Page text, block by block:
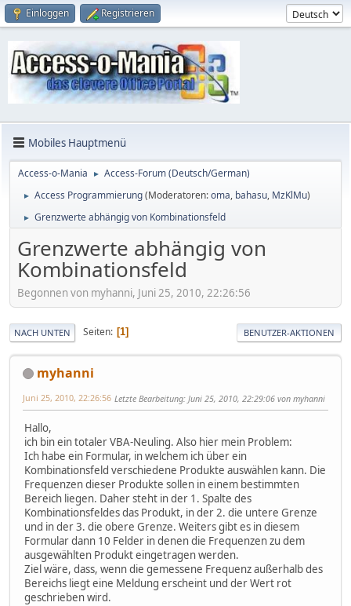
Einloggen Registrieren
Mobiles Hauptmenü
Access-o-Mania ► Access-Forum (Deutsch/German)
► Access Programmierung(Moderatoren:oma, bahasu, MzKlMu)
► Grenzwerte abhängig von Kombinationsfeld
Grenzwerte abhängig von
Kombinationsfeld
Begonnen von myhanni, Juni 25, 2010, 22:26:56
NACH UNTEN Seiten 1 BENUTZER-AKTIONEN
myhanni
Juni 25, 2010, 22:26:56 Letzte Bearbeitung: Juni 25, 2010, 22:29:06 von myhanni
Hallo,
ich bin ein totaler VBA-Neuling. Also hier mein Problem:
Ich habe ein Formular, in welchem ich über ein
Kombinationsfeld verschiedene Produkte auswählen kann. Die
Frequenzen dieser Produkte sollen in einem bestimmten
Bereich liegen. Daher steht in der 1. Spalte des
Kombinationsfeldes das Produkt, in der 2. die untere Grenze
und in der 3. die obere Grenze. Weiters gibt es in diesem
Formular dann 10 Felder in denen die Frequenzen zu dem
ausgewählten Produkt eingetragen werden.
Ziel wäre, dass, wenn die gemessene Frequenz außerhalb des
Bereichs liegt eine Meldung erscheint und der Wert rot
geschrieben wird.